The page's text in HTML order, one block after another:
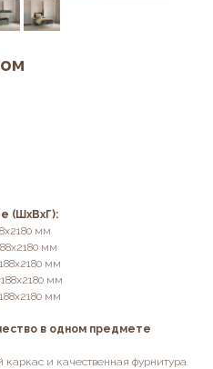
(ШхВхГ):
мм
мм
мм
мм
мм
в одном предмете
каркас и качественная фурнитура.